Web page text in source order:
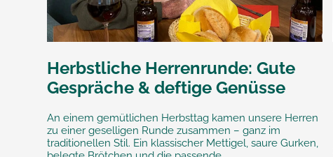
Herbstliche Herrenrunde: Gute
Gespräche & deftige Genüsse
An einem gemütlichen Herbsttag kamen unsere Herren
zu einer geselligen Runde zusammen – ganz im
traditionellen Stil. Ein klassischer Mettigel, saure Gurken,